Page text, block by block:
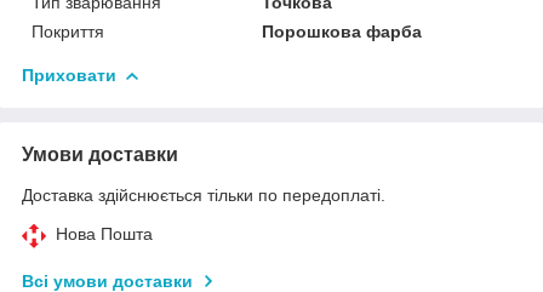
Покриття
Порошкова фарба
Приховати
Умови доставки
Доставка здійснюється тільки по передоплаті.
Нова Пошта
Всі умови доставки